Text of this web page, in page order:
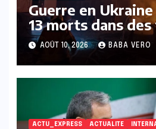
Guerre en
13 morts dans
nocturnes russes
ukrainiennes
AOÛT 10, 2026 BABA VERO
ACTU_EXPRESS ACTUALITE